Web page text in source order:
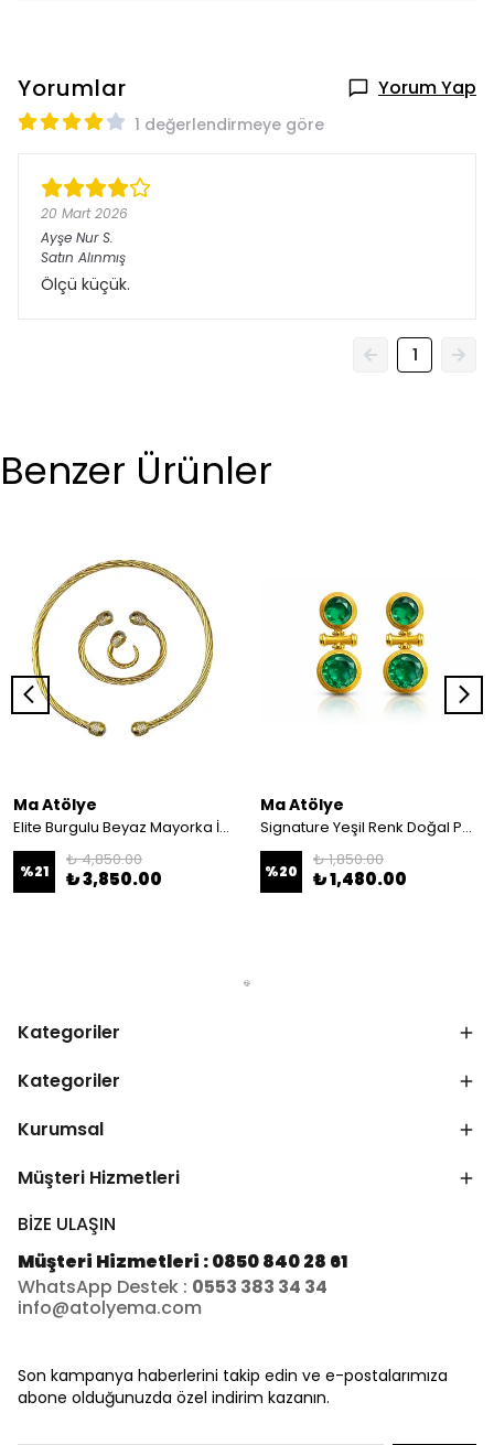
Yorumlar Yorum Yap
1 değerlendirmeye göre
20 Mart 2026
Ayşe Nur S.
Satın Alınmış
Ölçü küçük.
1
Benzer Ürünler
Ma Atölye
Elite Burgulu Beyaz Mayorka İnci Beyaz Taşlı Kadın Kolye, Bilezik, Küpe ve Yüzük
%21
₺ 4,850.00
₺ 3,850.00
Ma Atölye
Signature Yeşil Renk Doğal Paraiba Taş Detaylı Küpe
%20
₺ 1,850.00
₺ 1,480.00
Kategoriler
Kategoriler
Kurumsal
Müşteri Hizmetleri
BİZE ULAŞIN
Müşteri Hizmetleri : 0850 840 28 61
WhatsApp Destek : 0553 383 34 34
info@atolyema.com
Son kampanya haberlerini takip edin ve e-postalarımıza
abone olduğunuzda özel indirim kazanın.